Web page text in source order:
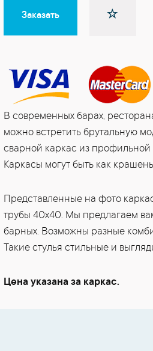
Заказать
В современных барах,
можно встретить брутальную
сварной каркас из
Каркасы могут быть как
Представленные на фото
трубы 40х40. Мы предлагаем
барных. Возможны разные
Такие стулья стильные и
Цена указана за каркас.